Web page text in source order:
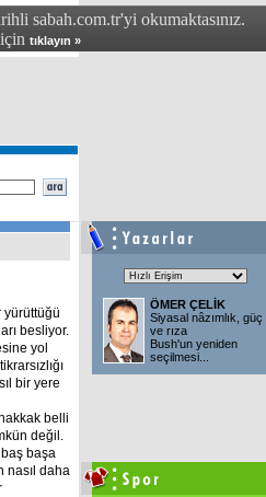
sabah.com.tr'yi okumaktasınız.
tıklayın »
yürüttüğü
besliyor.
yol
bir yere
belli
değil.
başa
nasıl daha
ÖMER ÇELİK
Siyasal nâzımlık, güç
ve rıza
Bush'un yeniden
seçilmesi